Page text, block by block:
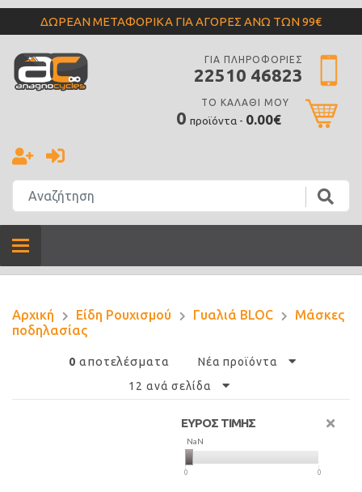
ΔΩΡΕΑΝ ΜΕΤΑΦΟΡΙΚΑ ΓΙΑ ΑΓΟΡΕΣ ΑΝΩ ΤΩΝ 99€
ΓΙΑ ΠΛΗΡΟΦΟΡΙΕΣ
22510 46823
ΤΟ ΚΑΛΑΘΙ ΜΟΥ
0 προϊόντα - 0.00€
Αρχική Είδη Ρουχισμού Γυαλιά BLOC
Μάσκες
ποδηλασίας
0 αποτελέσματα
Νέα προϊόντα
12 ανά σελίδα
ΕΥΡΟΣ ΤΙΜΗΣ
NaN
NaN
0 0